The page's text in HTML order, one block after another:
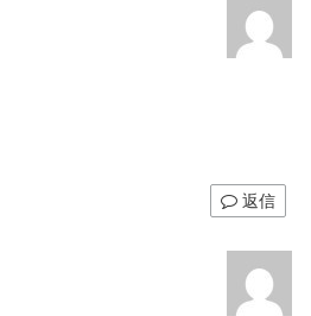
返信